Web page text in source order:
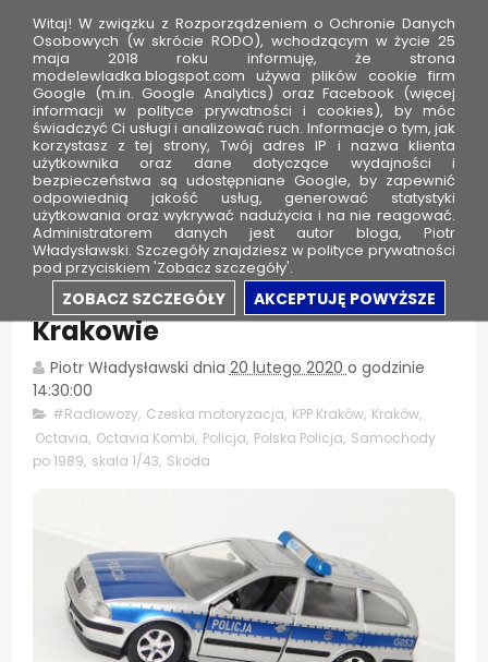
a
Skoda Octavia Kombi -
Komenda Powiatowa Policji w
Krakowie
Piotr Władysławski dnia 20 lutego 2020o godzinie
14:30:00
#Radiowozy, Czeska motoryzacja, KPP Kraków, Kraków,
Octavia, Octavia Kombi, Policja, Polska Policja, Samochody
po 1989, skala 1/43, Skoda
Witaj! W związku z Rozporządzeniem o Ochronie Danych
Osobowych (w skrócie RODO), wchodzącym w życie 25
maja 2018 roku informuję, że strona
modelewladka.blogspot.com używa plików cookie firm
Google (m.in. Google Analytics) oraz Facebook (więcej
informacji w polityce prywatności i cookies), by móc
świadczyć Ci usługi i analizować ruch. Informacje o tym, jak
korzystasz z tej strony, Twój adres IP i nazwa klienta
użytkownika oraz dane dotyczące wydajności i
bezpieczeństwa są udostępniane Google, by zapewnić
odpowiednią jakość usług, generować statystyki
użytkowania oraz wykrywać nadużycia i na nie reagować.
Administratorem danych jest autor bloga, Piotr
Władysławski. Szczegóły znajdziesz w polityce prywatności
pod przyciskiem 'Zobacz szczegóły'.
ZOBACZ SZCZEGÓŁY AKCEPTUJĘ POWYŻSZE